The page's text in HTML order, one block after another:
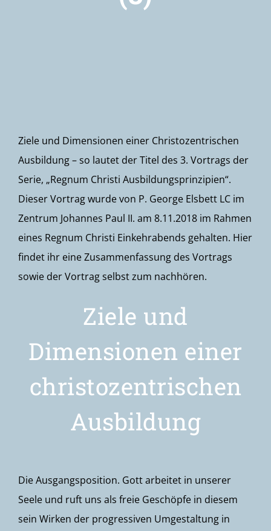
Ziele und Dimensionen einer Christozentrischen
Ausbildung – so lautet der Titel des 3. Vortrags der
Serie, „Regnum Christi Ausbildungsprinzipien“.
Dieser Vortrag wurde von P. George Elsbett LC im
Zentrum Johannes Paul II. am 8.11.2018 im Rahmen
eines Regnum Christi Einkehrabends gehalten. Hier
findet ihr eine Zusammenfassung des Vortrags
sowie der Vortrag selbst zum nachhören.
Ziele und
Dimensionen einer
christozentrischen
Ausbildung
Die Ausgangsposition. Gott arbeitet in unserer
Seele und ruft uns als freie Geschöpfe in diesem
sein Wirken der progressiven Umgestaltung in